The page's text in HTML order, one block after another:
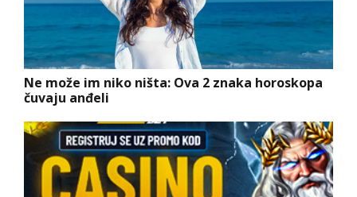
Ne može im niko ništa: Ova 2 znaka horoskopa
čuvaju anđeli